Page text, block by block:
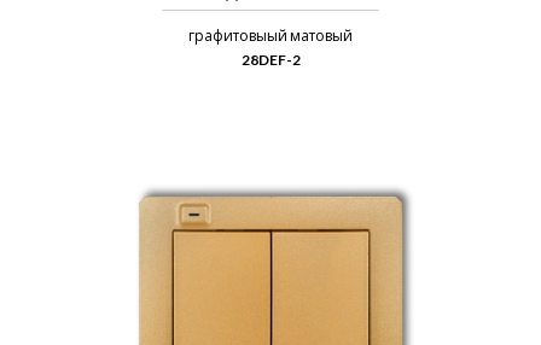
графитовыый матовый
28DEF-2